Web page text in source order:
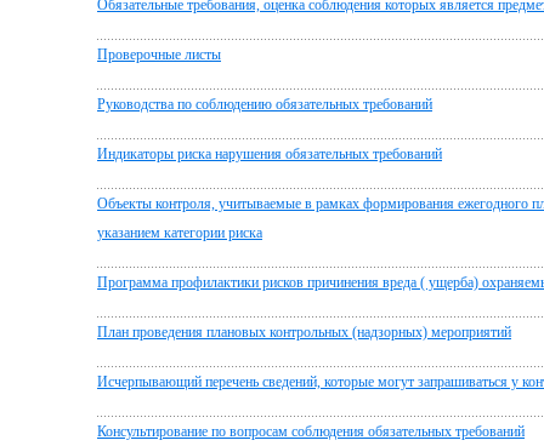
Обязательные требования, оценка соблюдения которых является
Проверочные листы
Руководства по соблюдению обязательных требований
Индикаторы риска нарушения обязательных требований
Объекты контроля, учитываемые в рамках формирования ежегодного
указанием категории риска
Программа профилактики рисков причинения вреда ( ущерба)
План проведения плановых контрольных (надзорных) мероприятий
Исчерпывающий перечень сведений, которые могут запрашиваться у
Консультирование по вопросам соблюдения обязательных требований